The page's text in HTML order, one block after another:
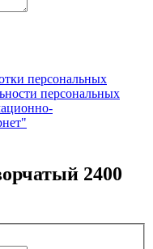
персональных
персональных
2400